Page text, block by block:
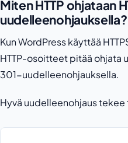
Miten HTTP ohjataan
uudelleenohjauksella?
Kun WordPress käyttää
HTTP-osoitteet pitää ohjata
301-uudelleenohjauksella.
Hyvä uudelleenohjaus tekee